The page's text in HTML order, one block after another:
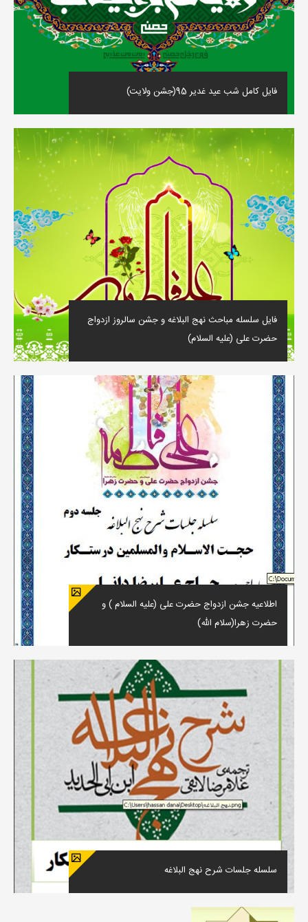
فایل کامل شب عید غدیر 95(جشن ولایت)
فایل سلسله مباحث نهج البلاغه و جشن سالروز ازدواج
حضرت علی (علیه السلام)
اطلاعیه جشن ازدواج حضرت علی (علیه السلام ) و
حضرت زهرا(سلام الله)
سلسله جلسات شرح نهج البلاغه